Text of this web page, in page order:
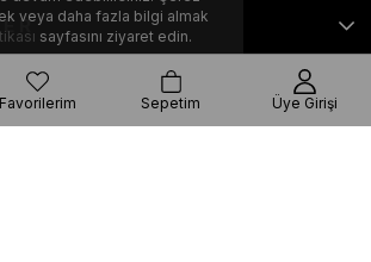
sitesi, Nihat KILIÇARSLAN tarafından tasarlanmış ve optimize
veya daha fazla bilgi almak
sayfasını ziyaret edin.
Favorilerim Sepetim Üye Girişi